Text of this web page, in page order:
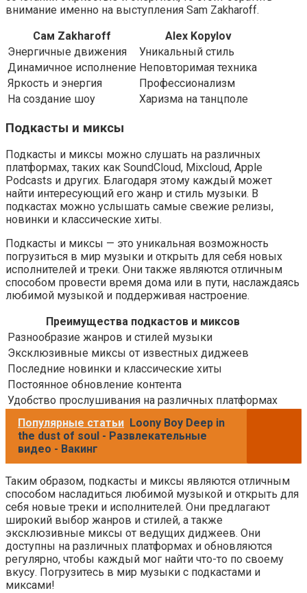
внимание именно на выступления Sam Zakharoff.
Сам Zakharoff
Alex Kopylov
Энергичные движения
Уникальный стиль
Динамичное исполнение Неповторимая техника
Яркость и энергия
Профессионализм
На создание шоу
Харизма на танцполе
Подкасты и миксы
Подкасты и миксы можно слушать на различных
платформах, таких как SoundCloud, Mixcloud, Apple
Podcasts и других. Благодаря этому каждый может
найти интересующий его жанр и стиль музыки. В
подкастах можно услышать самые свежие релизы,
новинки и классические хиты.
Подкасты и миксы — это уникальная возможность
погрузиться в мир музыки и открыть для себя новых
исполнителей и треки. Они также являются отличным
способом провести время дома или в пути, наслаждаясь
любимой музыкой и поддерживая настроение.
Преимущества подкастов и миксов
Разнообразие жанров и стилей музыки
Эксклюзивные миксы от известных диджеев
Последние новинки и классические хиты
Постоянное обновление контента
Удобство прослушивания на различных платформах
Популярные статьи Loony Boy Deep in
the dust of soul - Развлекательные
видео - Вакинг
Таким образом, подкасты и миксы являются отличным
способом насладиться любимой музыкой и открыть для
себя новые треки и исполнителей. Они предлагают
широкий выбор жанров и стилей, а также
эксклюзивные миксы от ведущих диджеев. Они
доступны на различных платформах и обновляются
регулярно, чтобы каждый мог найти что-то по своему
вкусу. Погрузитесь в мир музыки с подкастами и
миксами!